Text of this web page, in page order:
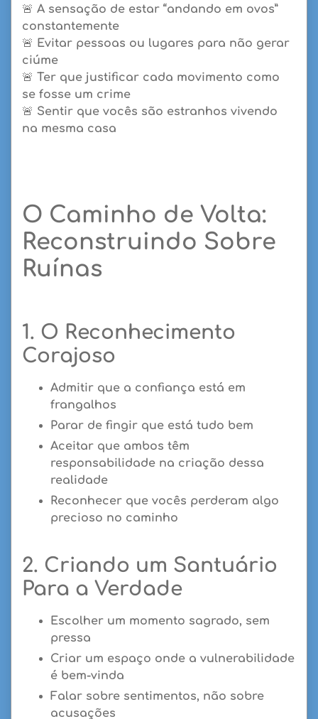
🚨 A sensação de estar “andando em ovos”
constantemente
🚨 Evitar pessoas ou lugares para não gerar
ciúme
🚨 Ter que justificar cada movimento como
se fosse um crime
🚨 Sentir que vocês são estranhos vivendo
na mesma casa
O Caminho de Volta:
Reconstruindo Sobre
Ruínas
1. O Reconhecimento
Corajoso
Admitir que a confiança está em
frangalhos
Parar de fingir que está tudo bem
Aceitar que ambos têm
responsabilidade na criação dessa
realidade
Reconhecer que vocês perderam algo
precioso no caminho
2. Criando um Santuário
Para a Verdade
Escolher um momento sagrado, sem
pressa
Criar um espaço onde a vulnerabilidade
é bem-vinda
Falar sobre sentimentos, não sobre
acusações